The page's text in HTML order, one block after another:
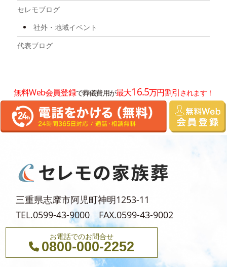
2025年10月
2025年8月
2025年5月
2025年4月
2025年3月
2025年1月
2024年12月
2024年11月
2024年10月
2024年9月
2024年8月
セレモブログ
社外・地域イベント
代表ブログ
無料Web会員登録で葬儀費用が最大16.5万円割引されます！
三重県志摩市阿児町神明1253-11
TEL.0599-43-9000 FAX.0599-43-9002
お電話でのお問合せ
0800-000-2252